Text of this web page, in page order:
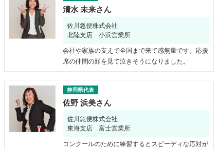
清水 未来さん
佐川急便株式会社
北陸支店 小浜営業所
会社や家族の支えで全国まで来て感無量です。応援
席の仲間の顔を見て泣きそうになりました。
静岡県代表
佐野 浜美さん
佐川急便株式会社
東海支店 富士営業所
コンクールのために練習するとスピーディな応対が